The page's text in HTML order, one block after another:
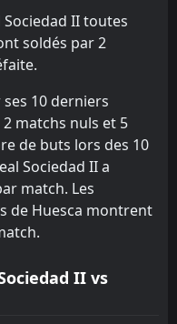
0
1
Sociedad II toutes
soldés par 2
10 derniers
matchs nuls et 5
de buts lors des 10
Sociedad II a
match. Les
de Huesca montrent
II vs